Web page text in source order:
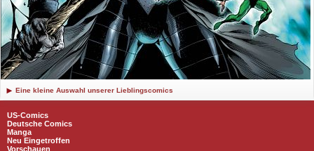
Eine kleine Auswahl unserer Lieblingscomics
US-Comics
Deutsche Comics
Manga
Neu Eingetroffen
Vorschauen